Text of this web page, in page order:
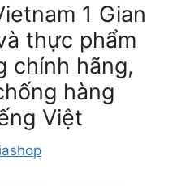
1 Gian
thực phẩm
chính hãng,
hàng
Việt